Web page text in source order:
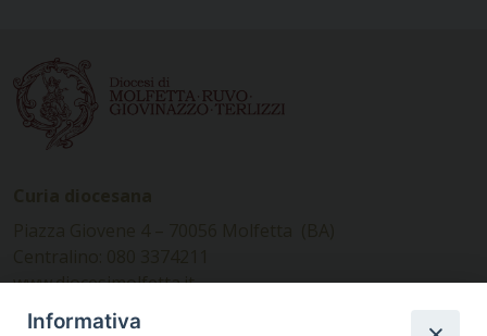
www.diocesimolfetta.it –
diocesimolfetta@pec.chiesacattolica.it
Informativa